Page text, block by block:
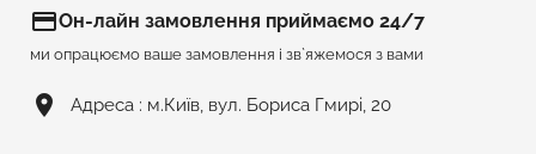
credit_cardОн-лайн замовлення приймаємо 24/7
ми опрацюємо ваше замовлення і зв`яжемося з вами
room Адреса : м.Київ, вул. Бориса Гмирі, 20